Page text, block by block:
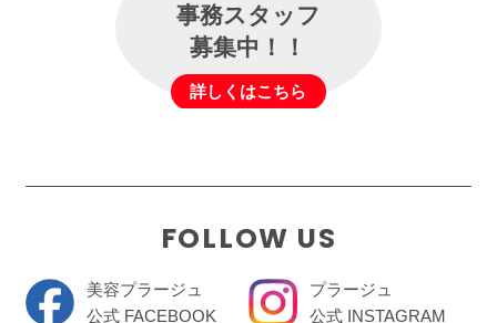
事務スタッフ
募集中！！
詳しくはこちら
FOLLOW US
美容プラージュ
公式 FACEBOOK
プラージュ
公式 INSTAGRAM